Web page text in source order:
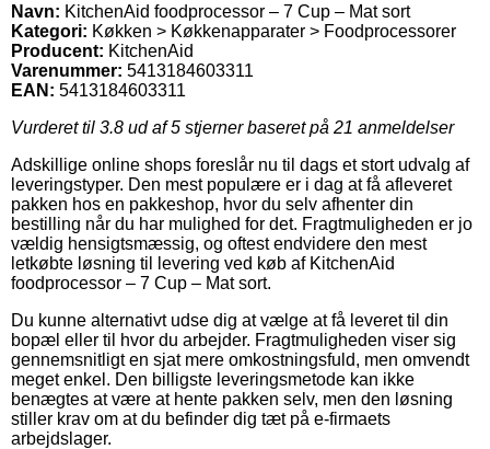
Navn: KitchenAid foodprocessor – 7 Cup – Mat sort
Kategori: Køkken > Køkkenapparater > Foodprocessorer
Producent: KitchenAid
Varenummer: 5413184603311
EAN: 5413184603311
Vurderet til 3.8 ud af 5 stjerner baseret på 21 anmeldelser
Adskillige online shops foreslår nu til dags et stort udvalg af
leveringstyper. Den mest populære er i dag at få afleveret
pakken hos en pakkeshop, hvor du selv afhenter din
bestilling når du har mulighed for det. Fragtmuligheden er jo
vældig hensigtsmæssig, og oftest endvidere den mest
letkøbte løsning til levering ved køb af KitchenAid
foodprocessor – 7 Cup – Mat sort.
Du kunne alternativt udse dig at vælge at få leveret til din
bopæl eller til hvor du arbejder. Fragtmuligheden viser sig
gennemsnitligt en sjat mere omkostningsfuld, men omvendt
meget enkel. Den billigste leveringsmetode kan ikke
benægtes at være at hente pakken selv, men den løsning
stiller krav om at du befinder dig tæt på e-firmaets
arbejdslager.